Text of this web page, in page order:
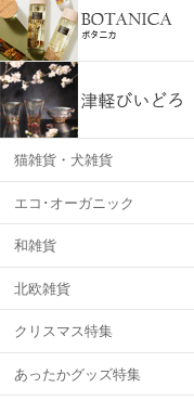
猫雑貨・犬雑貨
エコ･オーガニック
和雑貨
北欧雑貨
クリスマス特集
あったかグッズ特集